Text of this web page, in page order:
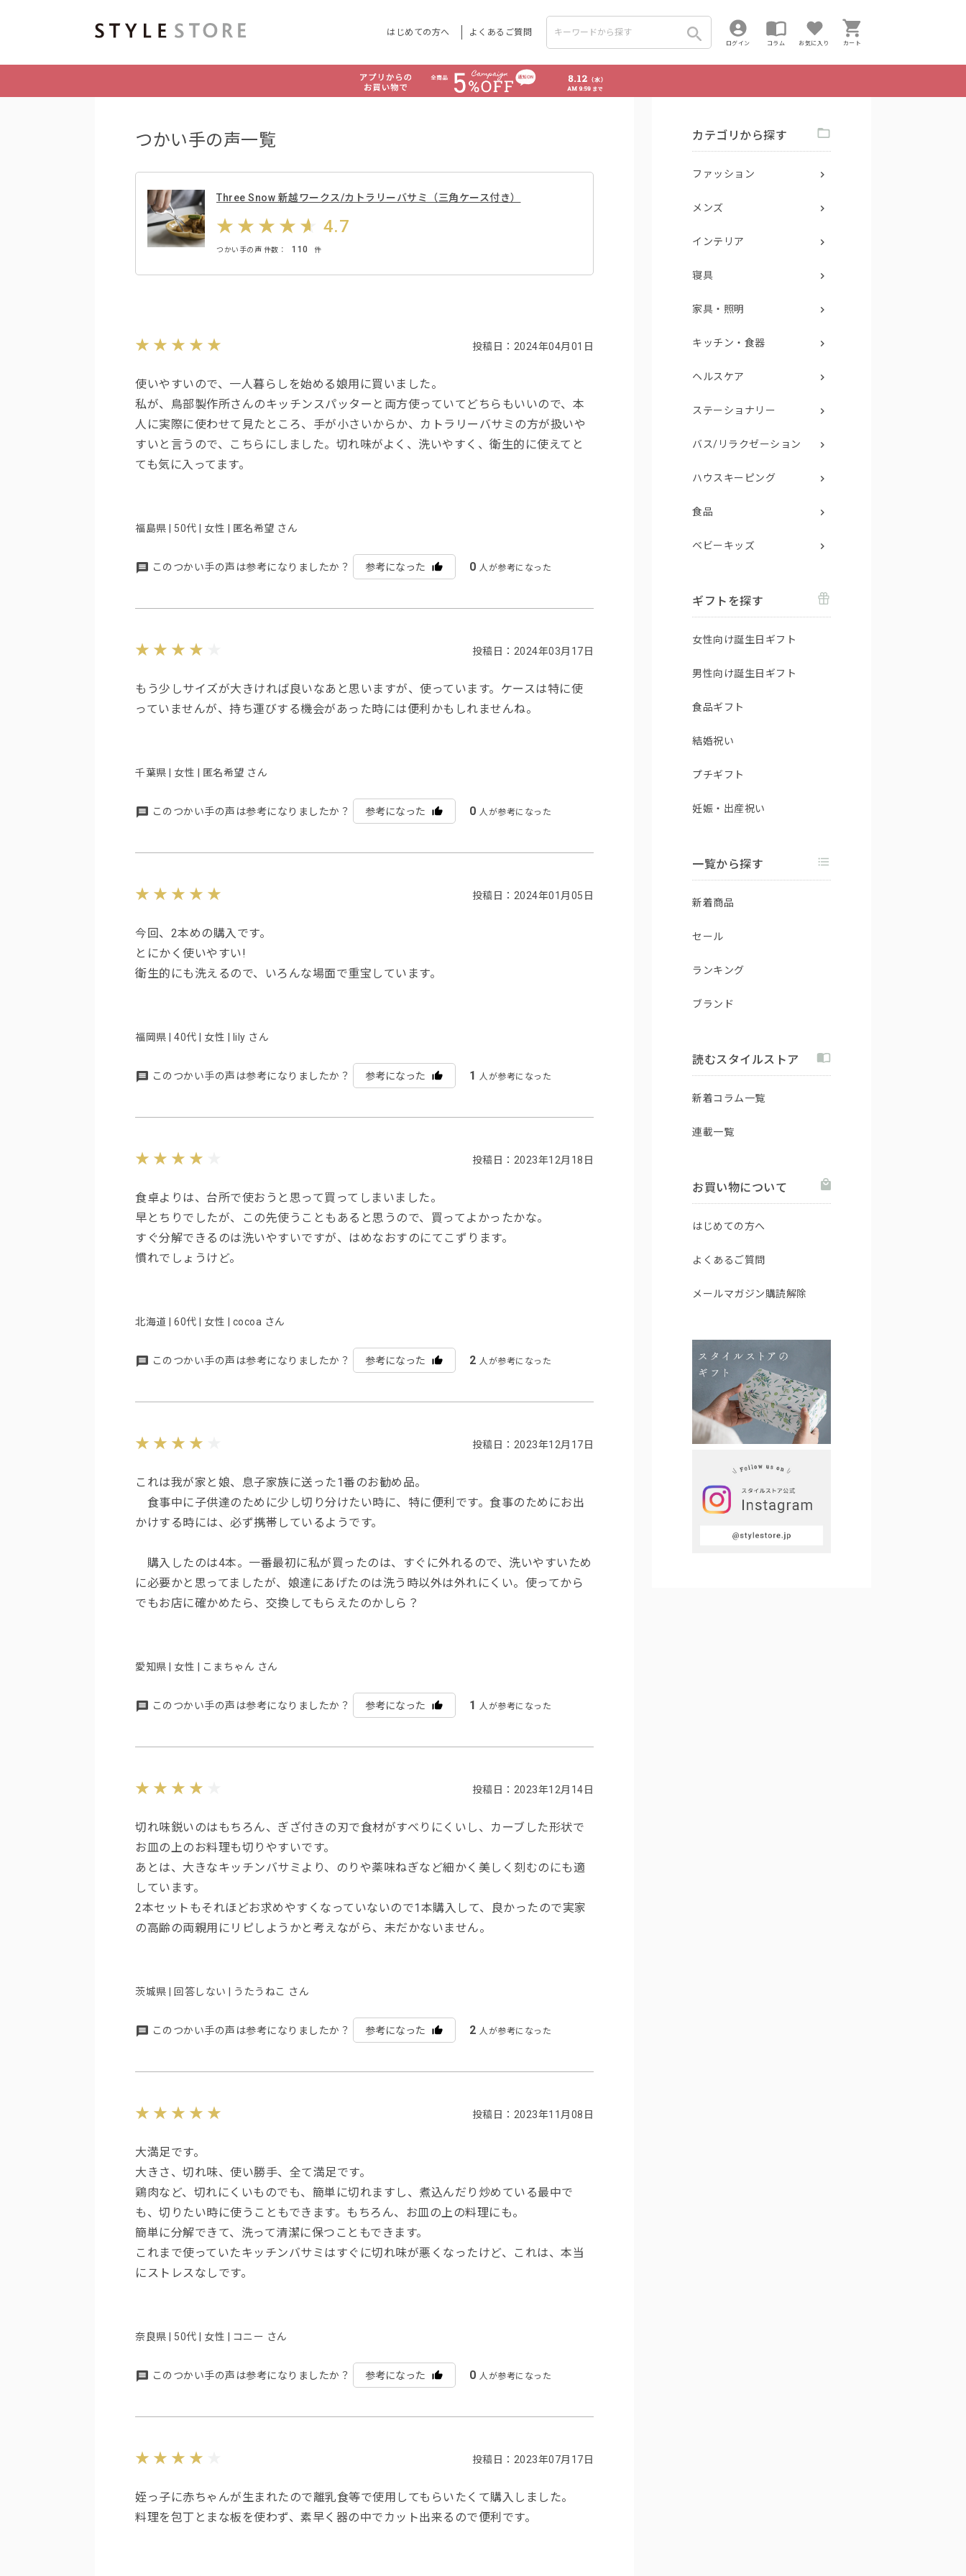
はじめての方へ よくあるご質問
ログイン コラム お気に入り カート
つかい手の声一覧
Three Snow 新越ワークス/カトラリーバサミ（三角ケース付き）
4.7
つかい手の声 件数： 110 件
投稿日：2024年04月01日
使いやすいので、一人暮らしを始める娘用に買いました。
私が、鳥部製作所さんのキッチンスパッターと両方使っていてどちらもいいので、本
人に実際に使わせて見たところ、手が小さいからか、カトラリーバサミの方が扱いや
すいと言うので、こちらにしました。切れ味がよく、洗いやすく、衛生的に使えてと
ても気に入ってます。
福島県 | 50代 | 女性 | 匿名希望 さん
このつかい手の声は参考になりましたか？ 参考になった 0 人が参考になった
投稿日：2024年03月17日
もう少しサイズが大きければ良いなあと思いますが、使っています。ケースは特に使
っていませんが、持ち運びする機会があった時には便利かもしれませんね。
千葉県 | 女性 | 匿名希望 さん
このつかい手の声は参考になりましたか？ 参考になった 0 人が参考になった
投稿日：2024年01月05日
今回、2本めの購入です。
とにかく使いやすい!
衛生的にも洗えるので、いろんな場面で重宝しています。
福岡県 | 40代 | 女性 | lily さん
このつかい手の声は参考になりましたか？ 参考になった 1 人が参考になった
投稿日：2023年12月18日
食卓よりは、台所で使おうと思って買ってしまいました。
早とちりでしたが、この先使うこともあると思うので、買ってよかったかな。
すぐ分解できるのは洗いやすいですが、はめなおすのにてこずります。
慣れでしょうけど。
北海道 | 60代 | 女性 | cocoa さん
このつかい手の声は参考になりましたか？ 参考になった 2 人が参考になった
投稿日：2023年12月17日
これは我が家と娘、息子家族に送った1番のお勧め品。
食事中に子供達のために少し切り分けたい時に、特に便利です。食事のためにお出
かけする時には、必ず携帯しているようです。
購入したのは4本。一番最初に私が買ったのは、すぐに外れるので、洗いやすいため
に必要かと思ってましたが、娘達にあげたのは洗う時以外は外れにくい。使ってから
でもお店に確かめたら、交換してもらえたのかしら？
愛知県 | 女性 | こまちゃん さん
このつかい手の声は参考になりましたか？ 参考になった 1 人が参考になった
投稿日：2023年12月14日
切れ味鋭いのはもちろん、ぎざ付きの刃で食材がすべりにくいし、カーブした形状で
お皿の上のお料理も切りやすいです。
あとは、大きなキッチンバサミより、のりや薬味ねぎなど細かく美しく刻むのにも適
しています。
2本セットもそれほどお求めやすくなっていないので1本購入して、良かったので実家
の高齢の両親用にリピしようかと考えながら、未だかないません。
茨城県 | 回答しない | うたうねこ さん
このつかい手の声は参考になりましたか？ 参考になった 2 人が参考になった
投稿日：2023年11月08日
大満足です。
大きさ、切れ味、使い勝手、全て満足です。
鶏肉など、切れにくいものでも、簡単に切れますし、煮込んだり炒めている最中で
も、切りたい時に使うこともできます。もちろん、お皿の上の料理にも。
簡単に分解できて、洗って清潔に保つこともできます。
これまで使っていたキッチンバサミはすぐに切れ味が悪くなったけど、これは、本当
にストレスなしです。
奈良県 | 50代 | 女性 | コニー さん
このつかい手の声は参考になりましたか？ 参考になった 0 人が参考になった
投稿日：2023年07月17日
姪っ子に赤ちゃんが生まれたので離乳食等で使用してもらいたくて購入しました。
料理を包丁とまな板を使わず、素早く器の中でカット出来るので便利です。
カテゴリから探す
ファッション
メンズ
インテリア
寝具
家具・照明
キッチン・食器
ヘルスケア
ステーショナリー
バス/リラクゼーション
ハウスキーピング
食品
ベビーキッズ
ギフトを探す
女性向け誕生日ギフト
男性向け誕生日ギフト
食品ギフト
結婚祝い
プチギフト
妊娠・出産祝い
一覧から探す
新着商品
セール
ランキング
ブランド
読むスタイルストア
新着コラム一覧
連載一覧
お買い物について
はじめての方へ
よくあるご質問
メールマガジン購読解除